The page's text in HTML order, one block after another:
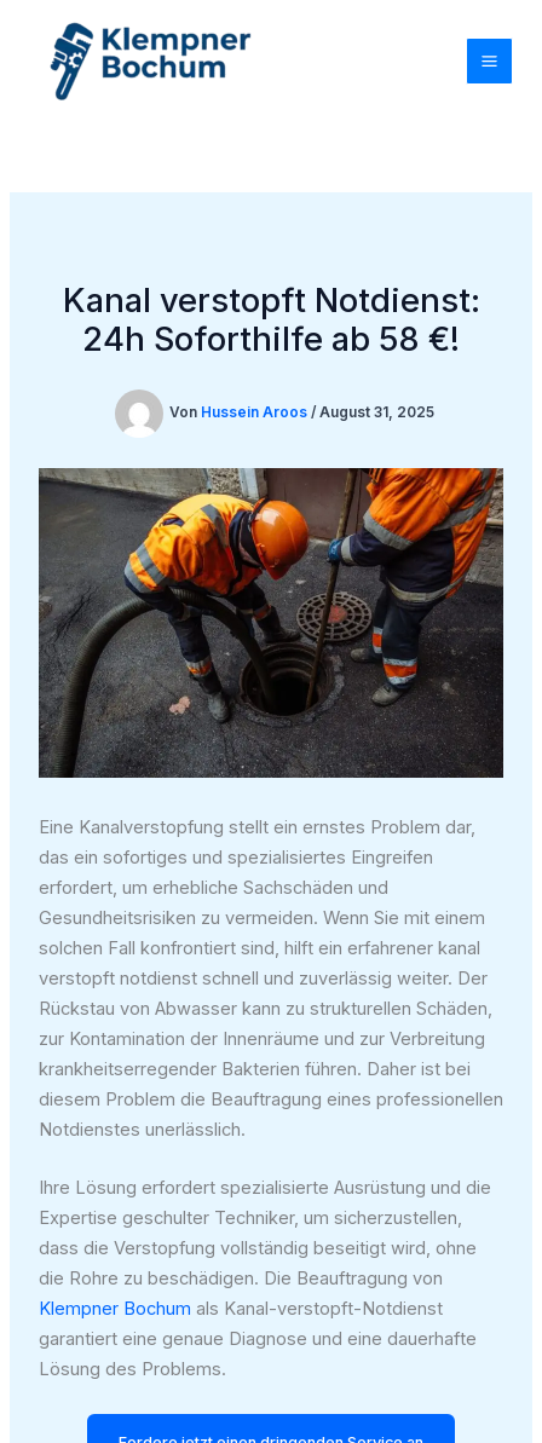
springen
Kanal verstopft Notdienst:
24h Soforthilfe ab 58 €!
Von Hussein Aroos /August 31, 2025
Eine Kanalverstopfung stellt ein ernstes Problem dar,
das ein sofortiges und spezialisiertes Eingreifen
erfordert, um erhebliche Sachschäden und
Gesundheitsrisiken zu vermeiden. Wenn Sie mit einem
solchen Fall konfrontiert sind, hilft ein erfahrener kanal
verstopft notdienst schnell und zuverlässig weiter. Der
Rückstau von Abwasser kann zu strukturellen Schäden,
zur Kontamination der Innenräume und zur Verbreitung
krankheitserregender Bakterien führen. Daher ist bei
diesem Problem die Beauftragung eines professionellen
Notdienstes unerlässlich.
Ihre Lösung erfordert spezialisierte Ausrüstung und die
Expertise geschulter Techniker, um sicherzustellen,
dass die Verstopfung vollständig beseitigt wird, ohne
die Rohre zu beschädigen. Die Beauftragung von
Klempner Bochum als Kanal-verstopft-Notdienst
garantiert eine genaue Diagnose und eine dauerhafte
Lösung des Problems.